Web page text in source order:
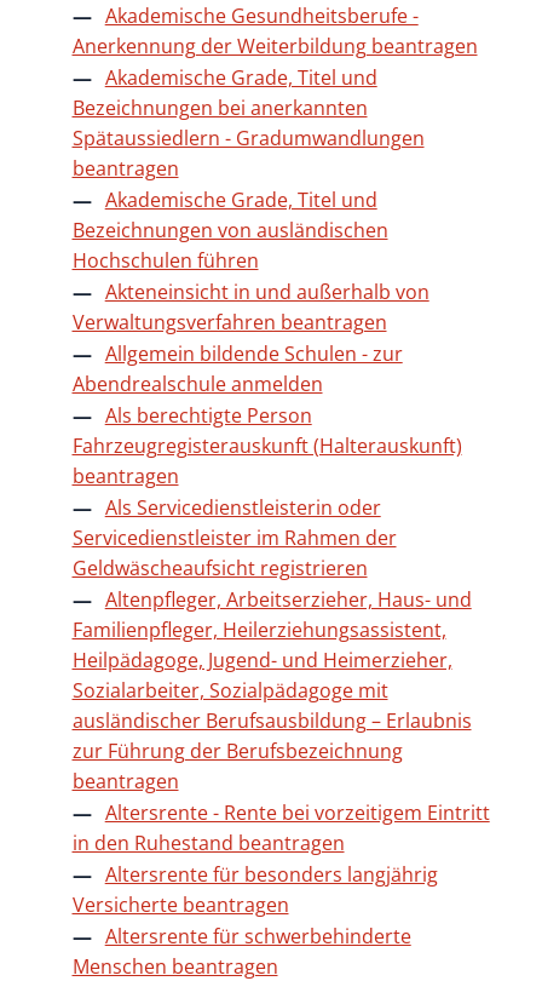
Akademische Gesundheitsberufe -
Anerkennung der Weiterbildung beantragen
Akademische Grade, Titel und
Bezeichnungen bei anerkannten
Spätaussiedlern - Gradumwandlungen
beantragen
Akademische Grade, Titel und
Bezeichnungen von ausländischen
Hochschulen führen
Akteneinsicht in und außerhalb von
Verwaltungsverfahren beantragen
Allgemein bildende Schulen - zur
Abendrealschule anmelden
Als berechtigte Person
Fahrzeugregisterauskunft (Halterauskunft)
beantragen
Als Servicedienstleisterin oder
Servicedienstleister im Rahmen der
Geldwäscheaufsicht registrieren
Altenpfleger, Arbeitserzieher, Haus- und
Familienpfleger, Heilerziehungsassistent,
Heilpädagoge, Jugend- und Heimerzieher,
Sozialarbeiter, Sozialpädagoge mit
ausländischer Berufsausbildung – Erlaubnis
zur Führung der Berufsbezeichnung
beantragen
Altersrente - Rente bei vorzeitigem Eintritt
in den Ruhestand beantragen
Altersrente für besonders langjährig
Versicherte beantragen
Altersrente für schwerbehinderte
Menschen beantragen